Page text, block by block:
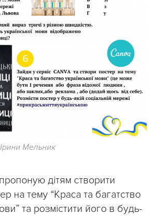
Мельник
дітям створити
на тему “Краса та багатство
та розмістити його в будь-